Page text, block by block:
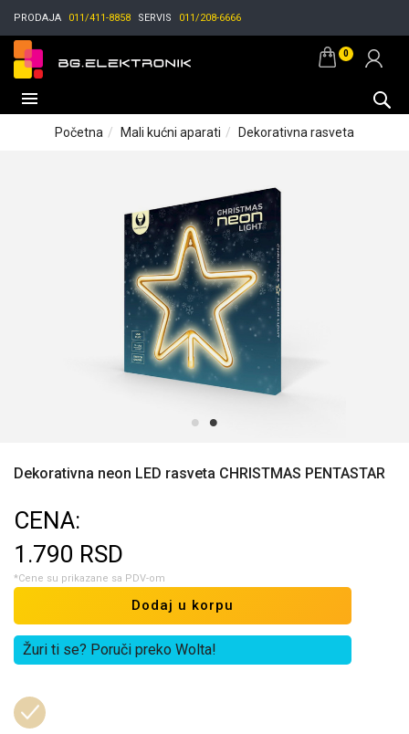
PRODAJA 011/411-8858 SERVIS 011/208-6666
0
Početna Mali kućni aparati Dekorativna rasveta
Dekorativna neon LED rasveta CHRISTMAS PENTASTAR
CENA:
1.790 RSD
*Cene su prikazane sa PDV-om
Dodaj u korpu
Žuri ti se? Poruči preko Wolta!